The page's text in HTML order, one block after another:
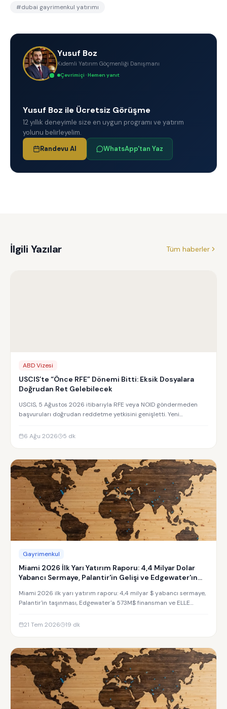
#dubai gayrimenkul yatırımı
Yusuf Boz
Kıdemli Yatırım Göçmenliği Danışmanı
Çevrimiçi · Hemen yanıt
Yusuf Boz ile Ücretsiz Görüşme
12 yıllık deneyimle size en uygun programı ve yatırım
yolunu belirleyelim.
Randevu Al
WhatsApp'tan Yaz
İlgili Yazılar Tüm haberler
ABD Vizesi
USCIS’te “Önce RFE” Dönemi Bitti: Eksik Dosyalara
Doğrudan Ret Gelebilecek
USCIS, 5 Ağustos 2026 itibarıyla RFE veya NOID göndermeden
başvuruları doğrudan reddetme yetkisini genişletti. Yeni
6 Ağu 2026
5 dk
Gayrimenkul
Miami 2026 İlk Yarı Yatırım Raporu: 4,4 Milyar Dolar
Yabancı Sermaye, Palantir'in Gelişi ve Edgewater'ın
Miami 2026 ilk yarı yatırım raporu: 4,4 milyar $ yabancı sermaye,
Palantir'in taşınması, Edgewater'a 573M$ finansman ve ELLE
21 Tem 2026
19 dk